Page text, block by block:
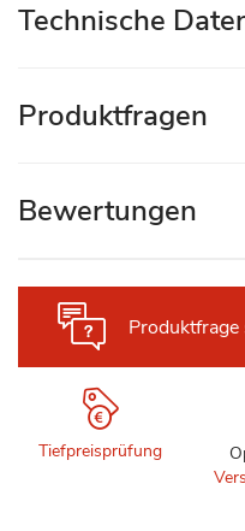
Produktfrage
Tiefpreisprüfung
Technische
Produktfragen
Bewertungen